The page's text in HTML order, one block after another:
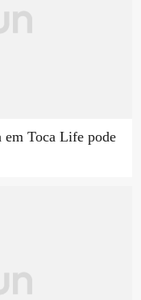
em Toca Life pode